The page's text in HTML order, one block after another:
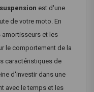
est d'une
de votre moto. En
et les
le comportement de la
caractéristiques de
d'investir dans une
avec le temps et les